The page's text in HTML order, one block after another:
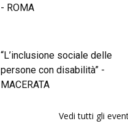
- ROMA
“L’inclusione sociale delle
persone con disabilità” -
MACERATA
Vedi tutti gli